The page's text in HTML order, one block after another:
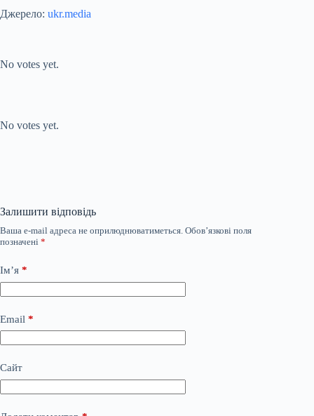
Джерело: ukr.media
No votes yet.
No votes yet.
Залишити відповідь
Ваша e-mail адреса не оприлюднюватиметься. Обов’язкові поля
позначені *
Ім’я *
Email *
Сайт